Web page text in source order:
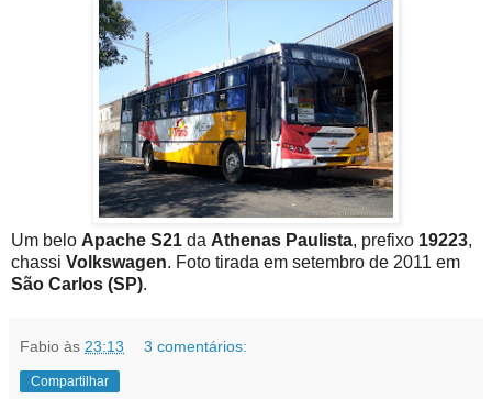
Um belo Apache S21 da Athenas Paulista, prefixo 19223,
chassi Volkswagen. Foto tirada em setembro de 2011 em
São Carlos (SP).
Fabio às 23:13 3 comentários:
Compartilhar